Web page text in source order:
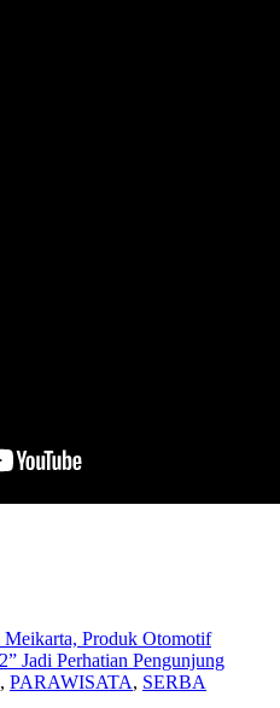
, PARAWISATA, SERBA